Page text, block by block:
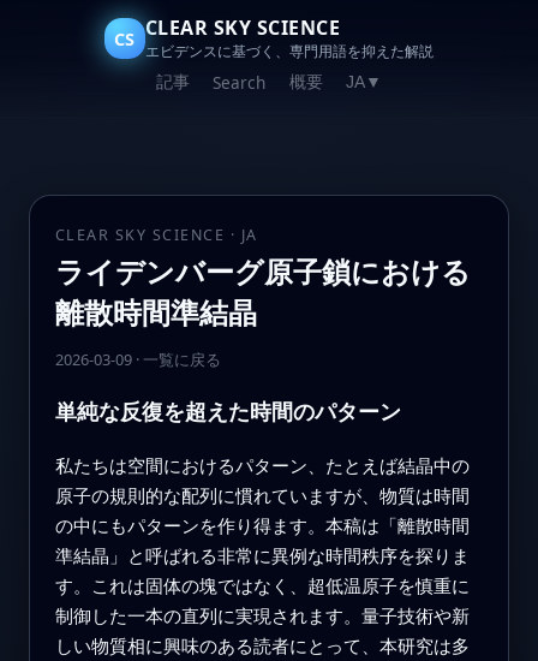
CS CLEAR SKY SCIENCE
エビデンスに基づく、専門用語を抑えた解説
記事 Search 概要 JA▼
CLEAR SKY SCIENCE · JA
ライデンバーグ原子鎖における
離散時間準結晶
2026-03-09· 一覧に戻る
単純な反復を超えた時間のパターン
私たちは空間におけるパターン、たとえば結晶中の
原子の規則的な配列に慣れていますが、物質は時間
の中にもパターンを作り得ます。本稿は「離散時間
準結晶」と呼ばれる非常に異例な時間秩序を探りま
す。これは固体の塊ではなく、超低温原子を慎重に
制御した一本の直列に実現されます。量子技術や新
しい物質相に興味のある読者にとって、本研究は多